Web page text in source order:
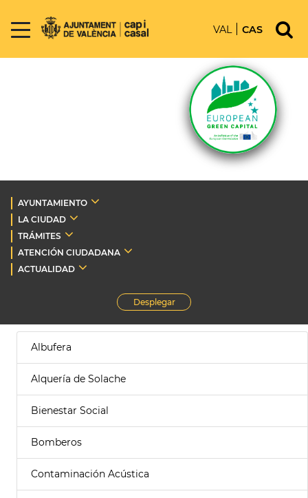
VAL CAS
AYUNTAMIENTO
LA CIUDAD
TRÁMITES
ATENCIÓN CIUDADANA
ACTUALIDAD
Desplegar
Albufera
Alquería de Solache
Bienestar Social
Bomberos
Contaminación Acústica